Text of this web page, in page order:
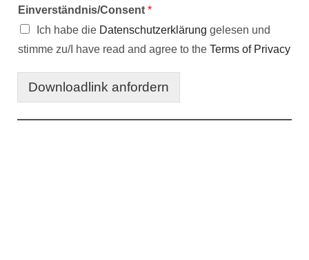
Einverständnis/Consent *
Ich habe die Datenschutzerklärung gelesen und
stimme zu/I have read and agree to the Terms of Privacy
Downloadlink anfordern